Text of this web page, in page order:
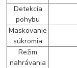
Detekcia
pohybu
Maskovanie
súkromia
Režim
nahrávania